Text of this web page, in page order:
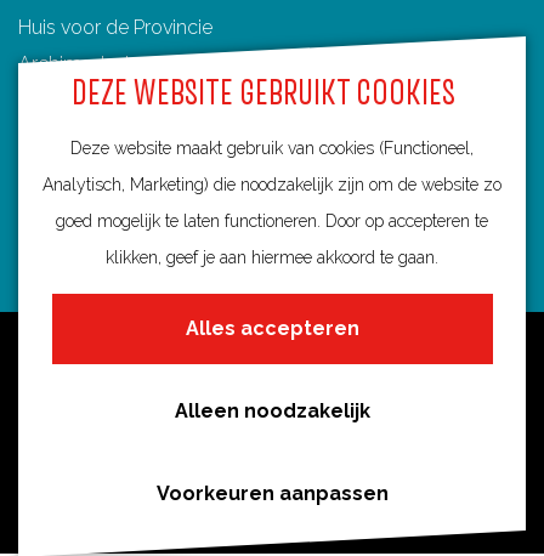
DEZE WEBSITE GEBRUIKT COOKIES
Deze website maakt gebruik van cookies (Functioneel,
Analytisch, Marketing) die noodzakelijk zijn om de website zo
goed mogelijk te laten functioneren. Door op accepteren te
klikken, geef je aan hiermee akkoord te gaan.
Alles accepteren
Alleen noodzakelijk
Voorkeuren aanpassen
Huis voor de Provincie
Archimedeslaan 6
3584 BA Utrecht
info@routebureau-utrecht.nl
R
u
I
n
t
Over deze website
Toegankelijkheid